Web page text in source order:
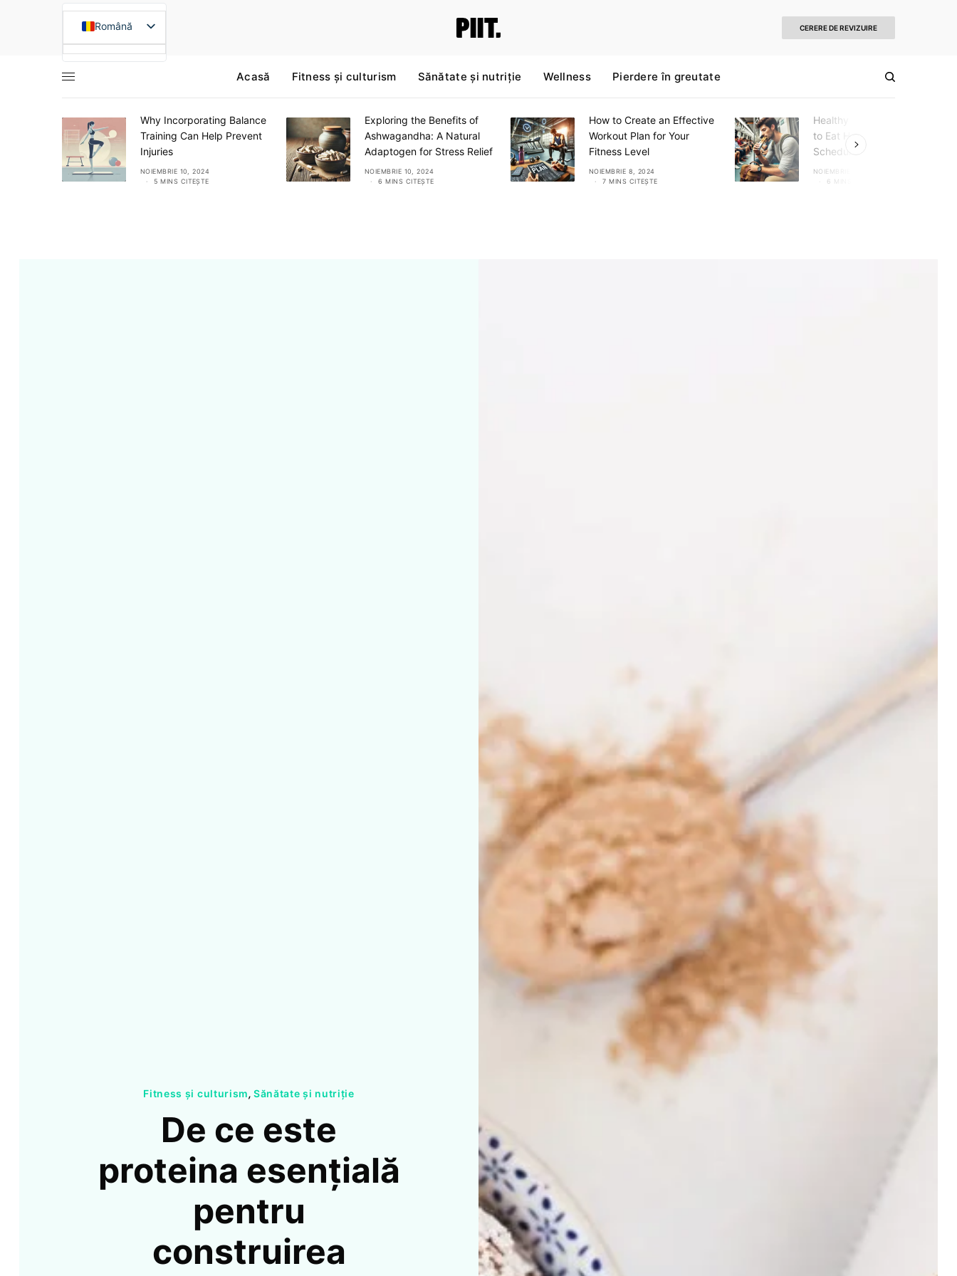
Română
English (UK)
Italiano
Español
Lietuvių kalba
CERERE DE REVIZUIRE
Acasă Fitness și culturism Sănătate și nutriție Wellness Pierdere în greutate
Why Incorporating Balance
Training Can Help Prevent
Injuries
NOIEMBRIE 10, 2024
5 MINS CITEȘTE
Exploring the Benefits of
Ashwagandha: A Natural
Adaptogen for Stress Relief
NOIEMBRIE 10, 2024
6 MINS CITEȘTE
How to Create an Effective
Workout Plan for Your
Fitness Level
NOIEMBRIE 8, 2024
7 MINS CITEȘTE
Healthy Eating Tips: How
to Eat Healthy on a Busy
Schedule
NOIEMBRIE 7, 2024
6 MINS CITEȘTE
Fitness și culturism, Sănătate și nutriție
De ce este
proteina esențială
pentru
construirea